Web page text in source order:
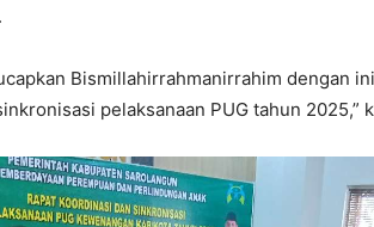
Bismillahirrahmanirrahim dengan
pelaksanaan PUG tahun 2025,”